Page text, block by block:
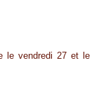
le vendredi 27 et le